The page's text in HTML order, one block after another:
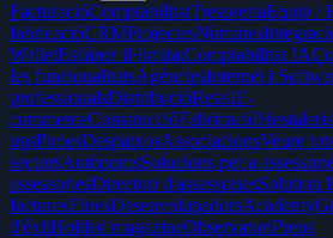
FacturacióComptabilitatTresoreriaEquip /
fabricacióCRMProjectesNòmines
WalletEscàner il·limitatComptabilitat IA
les funcionalitatsAgènciesInternet i
professionalsDistribucióRetailE-
commerceConstruccióFabricacióHostaleria
upsPimesDespatxosAssociacionsVeure
sectorsAutònomsSolucions per a
assessoriesDirectori d'assessoriesSolution
facturesEinesDesenvolupadorsAcademy
d'èxitHolded magazineObservatoriPreus